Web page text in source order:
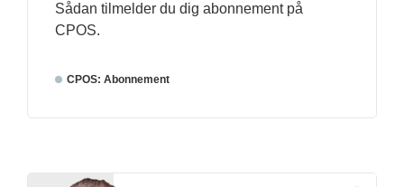
Sådan tilmelder du dig abonnement på
CPOS.
CPOS: Abonnement